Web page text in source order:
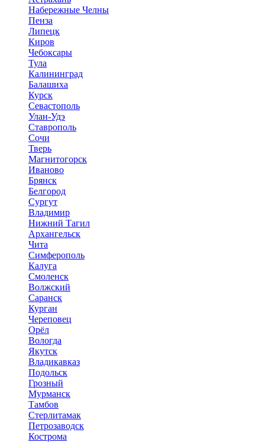
Набережные Челны
Пенза
Липецк
Киров
Чебоксары
Тула
Калининград
Балашиха
Курск
Севастополь
Улан-Удэ
Ставрополь
Сочи
Тверь
Магнитогорск
Иваново
Брянск
Белгород
Сургут
Владимир
Нижний Тагил
Архангельск
Чита
Симферополь
Калуга
Смоленск
Волжский
Саранск
Курган
Череповец
Орёл
Вологда
Якутск
Владикавказ
Подольск
Грозный
Мурманск
Тамбов
Стерлитамак
Петрозаводск
Кострома